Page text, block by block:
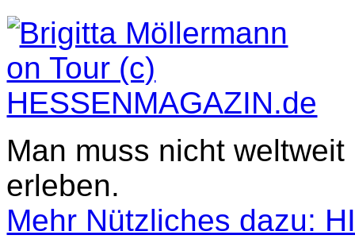
Man muss nicht
erleben.
Mehr Nützliches dazu: